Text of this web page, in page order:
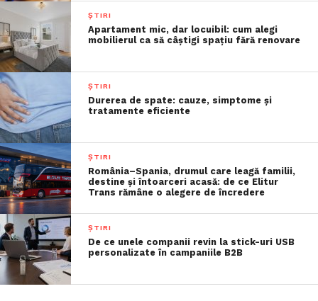
ȘTIRI
Apartament mic, dar locuibil: cum alegi
mobilierul ca să câștigi spațiu fără renovare
ȘTIRI
Durerea de spate: cauze, simptome și
tratamente eficiente
ȘTIRI
România–Spania, drumul care leagă familii,
destine și întoarceri acasă: de ce Elitur
Trans rămâne o alegere de încredere
ȘTIRI
De ce unele companii revin la stick-uri USB
personalizate în campaniile B2B